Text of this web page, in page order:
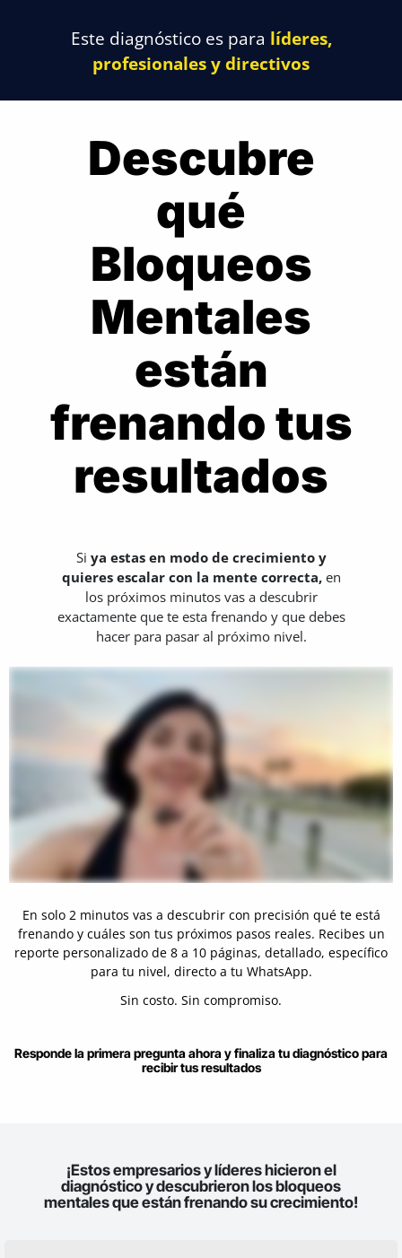
Este diagnóstico es para líderes,
profesionales y directivos
Descubre
qué
Bloqueos
Mentales
están
frenando tus
resultados
Si ya estas en modo de crecimiento y
quieres escalar con la mente correcta,en
los próximos minutos vas a descubrir
exactamente que te esta frenando y que debes
hacer para pasar al próximo nivel.
En solo 2 minutos vas a descubrir con precisión qué te está
frenando y cuáles son tus próximos pasos reales. Recibes un
reporte personalizado de 8 a 10 páginas, detallado, específico
para tu nivel, directo a tu WhatsApp.
Sin costo. Sin compromiso.
Responde la primera pregunta ahora y finaliza tu diagnóstico para
recibir tus resultados
¡Estos empresarios y líderes hicieron el
diagnóstico y descubrieron los bloqueos
mentales que están frenando su crecimiento!